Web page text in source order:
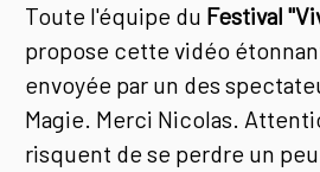
Toute l'équipe du Festival
propose cette vidéo
envoyée par un des
Magie. Merci Nicolas.
risquent de se perdre un